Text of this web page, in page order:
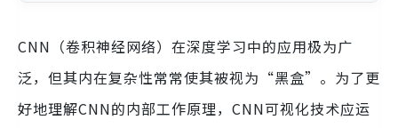
CNN（卷积神经网络）在深度学习中的应用极为广
泛，但其内在复杂性常常使其被视为“黑盒”。为了更
好地理解CNN的内部工作原理，CNN可视化技术应运